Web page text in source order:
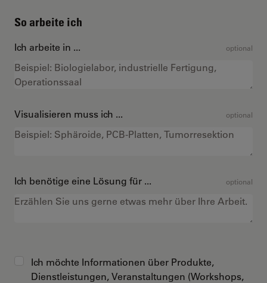
So arbeite ich
Ich arbeite in ... optional
Visualisieren muss ich ... optional
Ich benötige eine Lösung für ... optional
Ich möchte Informationen über Produkte,
Dienstleistungen, Veranstaltungen (Workshops,